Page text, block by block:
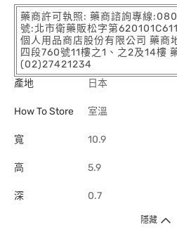
藥商許可執照: 藥商諮詢專線
號:北市衛藥販松字第
個人用品商店股份有限公司 藥商
四段760號11樓之1、之2及14樓
(02)27421234
產地
日本
How To Store 室溫
寬 10.9
高 5.9
深 0.7
隱藏